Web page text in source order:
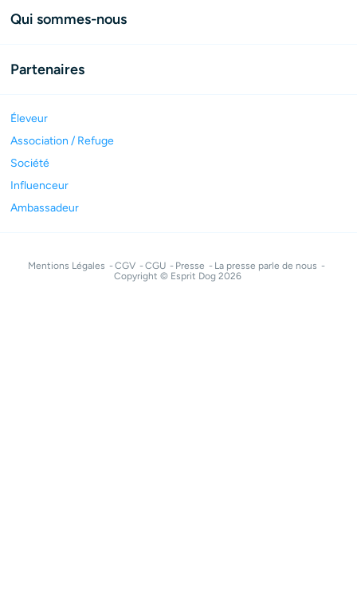
Qui sommes-nous
Partenaires
Éleveur
Association / Refuge
Société
Influenceur
Ambassadeur
Mentions Légales CGV CGU Presse
La presse parle de nous
Copyright © Esprit Dog 2026